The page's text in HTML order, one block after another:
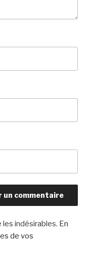
indésirables. En
de vos